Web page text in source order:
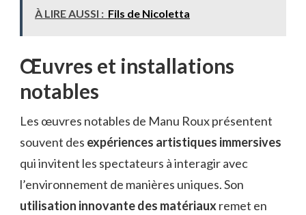
À LIRE AUSSI : Fils de Nicoletta
Œuvres et installations
notables
Les œuvres notables de Manu Roux présentent
souvent des expériences artistiques immersives
qui invitent les spectateurs à interagir avec
l’environnement de manières uniques. Son
utilisation innovante des matériaux remet en